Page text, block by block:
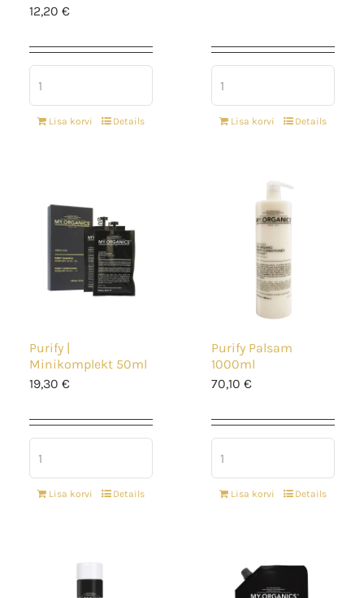
12,20 €
Lisa korvi Details Lisa korvi Details
Purify |
Minikomplekt 50ml
19,30 €
Lisa korvi Details
Purify Palsam
1000ml
70,10 €
Lisa korvi Details